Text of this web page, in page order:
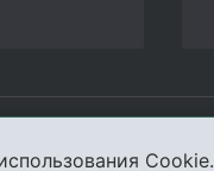
Cookie.